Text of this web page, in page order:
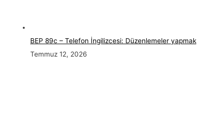
BEP 89c – Telefon İngilizcesi: Düzenlemeler yapmak
Temmuz 12, 2026